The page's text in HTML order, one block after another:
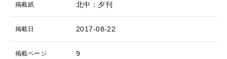
掲載紙 北中：夕刊
掲載日 2017-08-22
掲載ページ 9